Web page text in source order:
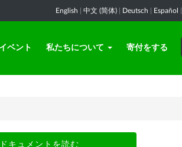
English 中文 (简体) Deutsch Español
イベント 私たちについて 寄付をする
ドキュメントを読む